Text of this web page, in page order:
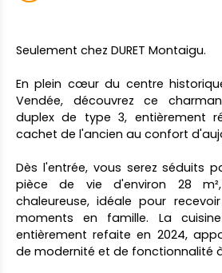
Seulement chez DURET Montaigu.
En plein cœur du centre
Vendée, découvrez ce
duplex de type 3, entièrement
cachet de l'ancien au confort
Dès l'entrée, vous serez séduits
pièce de vie d'environ 28
chaleureuse, idéale pour
moments en famille. La
entièrement refaite en 2024,
de modernité et de fonctionnalité